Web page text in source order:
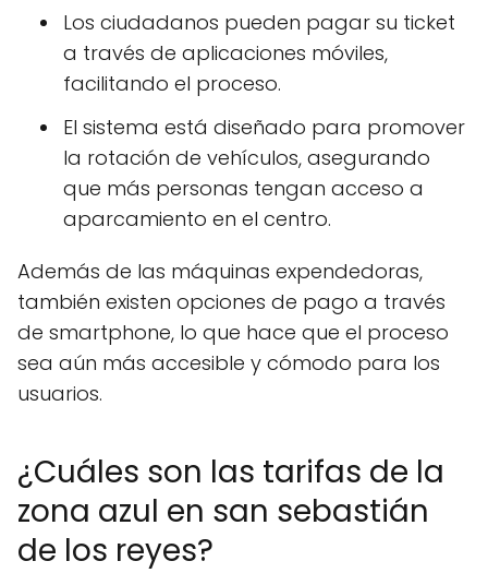
Los ciudadanos pueden pagar su ticket
a través de aplicaciones móviles,
facilitando el proceso.
El sistema está diseñado para promover
la rotación de vehículos, asegurando
que más personas tengan acceso a
aparcamiento en el centro.
Además de las máquinas expendedoras,
también existen opciones de pago a través
de smartphone, lo que hace que el proceso
sea aún más accesible y cómodo para los
usuarios.
¿Cuáles son las tarifas de la
zona azul en san sebastián
de los reyes?